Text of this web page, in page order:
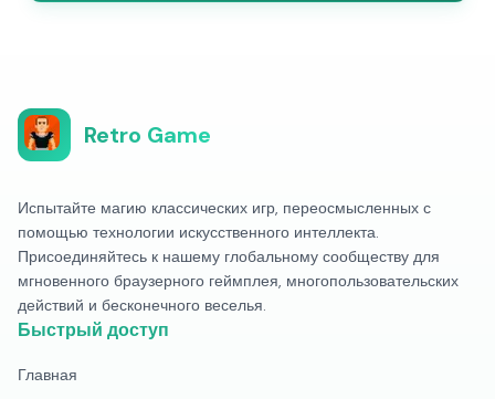
Retro Game
Испытайте магию классических игр, переосмысленных с
помощью технологии искусственного интеллекта.
Присоединяйтесь к нашему глобальному сообществу для
мгновенного браузерного геймплея, многопользовательских
действий и бесконечного веселья.
Быстрый доступ
Главная